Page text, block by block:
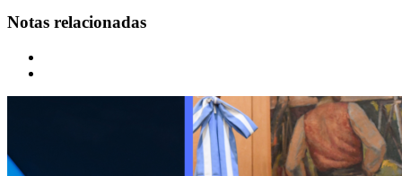
Notas relacionadas